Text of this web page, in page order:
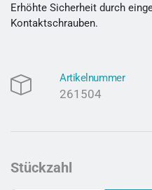
Erhöhte Sicherheit durch
Kontaktschrauben.
Artikelnummer
261504
Stückzahl